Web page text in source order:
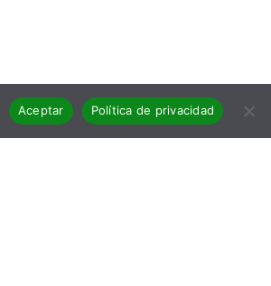
Aceptar Política de privacidad